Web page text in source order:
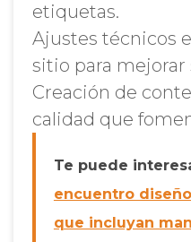
etiquetas.
Ajustes técnicos
sitio para mejorar
Creación de
calidad que
Te puede
encuentro
que incluyan